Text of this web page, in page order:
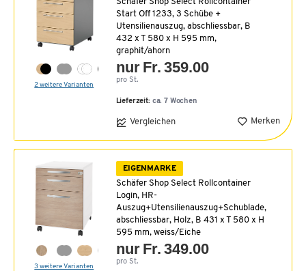
2 weitere Varianten
Start Off 1233, 3 Schübe +
Utensilienauszug, abschliessbar, B
432 x T 580 x H 595 mm,
graphit/ahorn
nur Fr. 359.00
pro St.
Lieferzeit: ca. 7 Wochen
Vergleichen Merken
3 weitere Varianten
EIGENMARKE
Schäfer Shop Select Rollcontainer
Login, HR-
Auszug+Utensilienauszug+Schublade,
abschliessbar, Holz, B 431 x T 580 x H
595 mm, weiss/Eiche
nur Fr. 349.00
pro St.